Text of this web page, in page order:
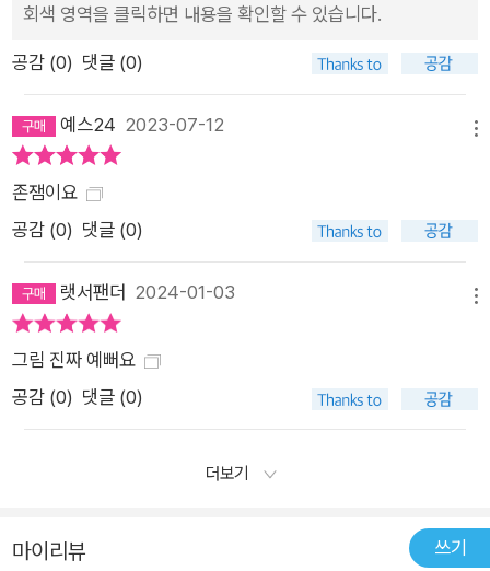
회색 영역을 클릭하면 내용을 확인할 수 있습니다.
공감 (0) 댓글 (0)
예스24 2023-07-12
존잼이요
공감 (0) 댓글 (0)
랫서팬더 2024-01-03
그림 진짜 예뻐요
공감 (0) 댓글 (0)
더보기
마이리뷰 쓰기